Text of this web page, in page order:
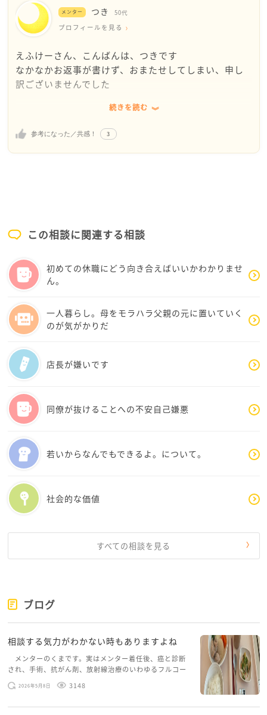
メンター つき 50代
プロフィールを見る
えふけーさん、こんばんは、つきです
なかなかお返事が書けず、おまたせしてしまい、申し
訳ございませんでした
職場での上司からの指導は、早く一人前になって欲し
いという願いが込められているので、時に厳しく感じ
ることもあるかと思います
それでも、小さなことからコツコツと上司の期待に応
いかな、と感じました
社会人2年目とはいえ、今の会社は2社目ということ
上司の期待に応えたい
でも、まだ経験が足りず、とにかく目の前のことをこ
そういう状態なのだと思いますよ
めてみませんか
・今日一日のうち、仕事がどれだけあるのか、朝確認
・次に、その中でどれから手を付けるのか、優先順位
を決める
・そして、一つ一つのことにどれだけ時間がかかる
か、予測をしながら進める
・上司にはこまめに確認と報告と相談をする
誰しもそんなにいきなり一人前にはなれないものです
少しずつ、経験を積んでいき、何年かかけて成長する
ものです
今日よりも明日、えふけーさんはコツコツと一歩ずつ
進化していってるはずですから、ご自分が努力してい
そして、上司が求めているレベルが高すぎると感じた
ら、素直に周りに「ここまではできたのですが、助け
そうやって上司以外の人ともコミュニケーションをと
りつつ、仕事の手順を覚えていってください
応援しています
続きを読む
参考になった／共感！ 3
この相談に関連する相談
初めての休職にどう向き合えばいいかわかりませ
ん。
一人暮らし。母をモラハラ父親の元に置いていく
のが気がかりだ
店長が嫌いです
同僚が抜けることへの不安自己嫌悪
若いからなんでもできるよ。について。
社会的な価値
すべての相談を見る
ブログ
相談する気力がわかない時もありますよね
メンターのくまです。実はメンター着任後、癌と診断
され、手術、抗がん剤、放射線治療のいわゆるフルコー
スを体験していて、しばらくメンターカフェに来られて
いませんでした。体力だけでなく、気力も落ちパソコン
2026年5月8日 3148